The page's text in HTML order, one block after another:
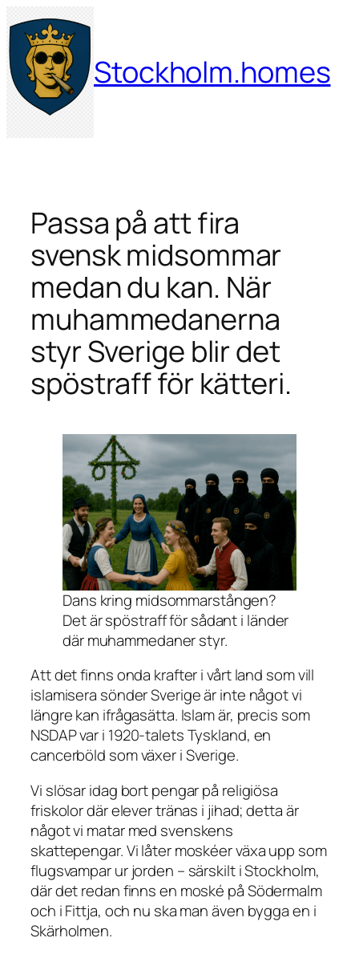
Hoppa
till
innehåll
Stockholm.homes
Passa på att fira
svensk midsommar
medan du kan. När
muhammedanerna
styr Sverige blir det
spöstraff för kätteri.
Dans kring midsommarstången?
Det är spöstraff för sådant i länder
där muhammedaner styr.
Att det finns onda krafter i vårt land som vill
islamisera sönder Sverige är inte något vi
längre kan ifrågasätta. Islam är, precis som
NSDAP var i 1920-talets Tyskland, en
cancerböld som växer i Sverige.
Vi slösar idag bort pengar på religiösa
friskolor där elever tränas i jihad; detta är
något vi matar med svenskens
skattepengar. Vi låter moskéer växa upp som
flugsvampar ur jorden – särskilt i Stockholm,
där det redan finns en moské på Södermalm
och i Fittja, och nu ska man även bygga en i
Skärholmen.